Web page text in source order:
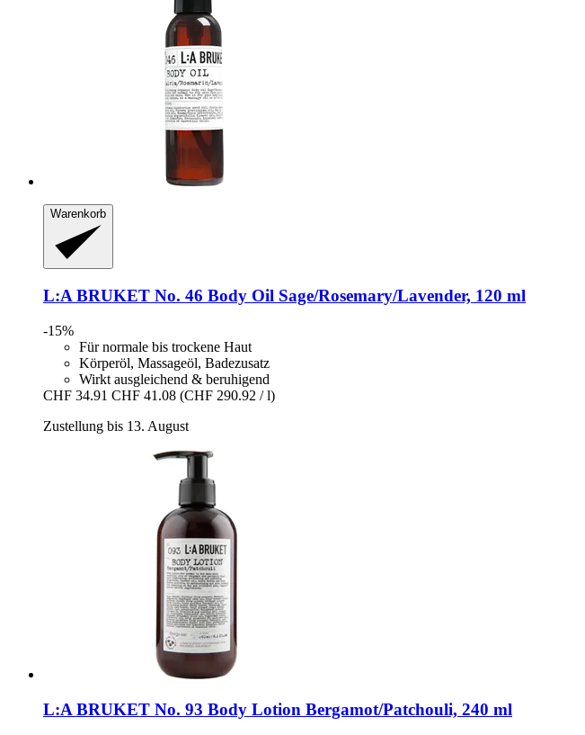
Warenkorb
L:A BRUKET No. 46 Body Oil Sage/Rosemary/Lavender, 120 ml
-15%
Für normale bis trockene Haut
Körperöl, Massageöl, Badezusatz
Wirkt ausgleichend & beruhigend
CHF 34.91 CHF 41.08 (CHF 290.92 / l)
Zustellung bis 13. August
L:A BRUKET No. 93 Body Lotion Bergamot/Patchouli, 240 ml